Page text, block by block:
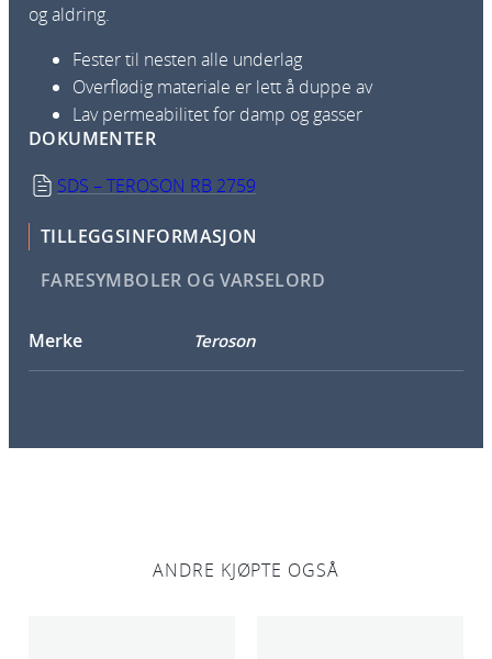
og aldring.
Fester til nesten alle underlag
Overflødig materiale er lett å duppe av
Lav permeabilitet for damp og gasser
DOKUMENTER
SDS – TEROSON RB 2759
TILLEGGSINFORMASJON
FARESYMBOLER OG VARSELORD
Merke Teroson
ANDRE KJØPTE OGSÅ